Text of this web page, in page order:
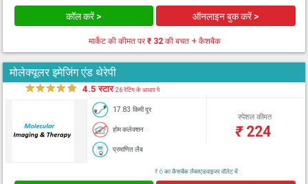
कॉल करें > ऑनलाइन बुक करें >
मार्केट की कीमत पर₹ 32 की बचत + कैशबैक
मोलेक्यूलर इमेजिंग एंड थेरेपी
★★★★★ 4.5 स्टार26 रेटिंग के आधार पे
17.83 किमी दूर
होम कलेक्शन
प्रमाणित लैब
स्पेशल कीमत
₹224
₹ 6 का कैशबैक लैब्सएडवाइजर वॉलेट में